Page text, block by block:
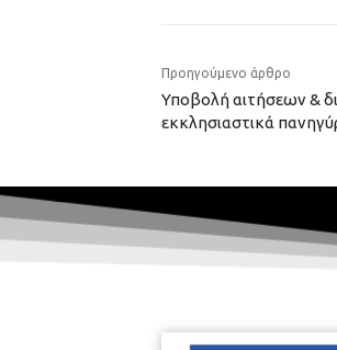
Προηγούμενο άρθρο
Υποβολή αιτήσεων &
εκκλησιαστικά